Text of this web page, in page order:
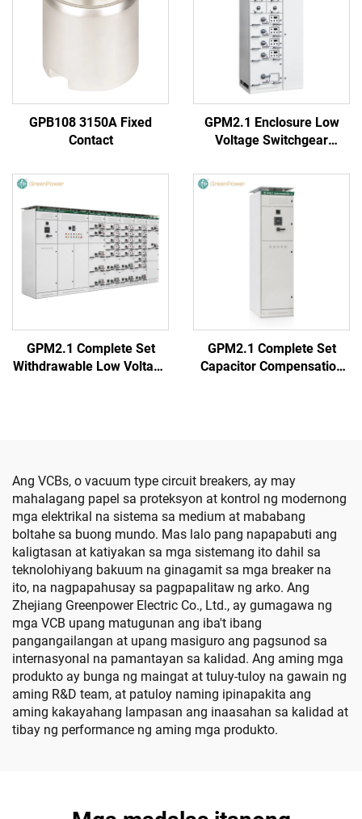
GPB108 3150A Fixed
Contact
GPM2.1 Enclosure Low
Voltage Switchgear
GPM2.1 Complete Set
Withdrawable Low Voltage
GPM2.1 Complete Set
Capacitor Compensation
Ang VCBs, o vacuum type circuit breakers, ay may
mahalagang papel sa proteksyon at kontrol ng modernong
mga elektrikal na sistema sa medium at mababang
boltahe sa buong mundo. Mas lalo pang napapabuti ang
kaligtasan at katiyakan sa mga sistemang ito dahil sa
teknolohiyang bakuum na ginagamit sa mga breaker na
ito, na nagpapahusay sa pagpapalitaw ng arko. Ang
Zhejiang Greenpower Electric Co., Ltd., ay gumagawa ng
mga VCB upang matugunan ang iba't ibang
pangangailangan at upang masiguro ang pagsunod sa
internasyonal na pamantayan sa kalidad. Ang aming mga
produkto ay bunga ng maingat at tuluy-tuloy na gawain ng
aming R&D team, at patuloy naming ipinapakita ang
aming kakayahang lampasan ang inaasahan sa kalidad at
tibay ng performance ng aming mga produkto.